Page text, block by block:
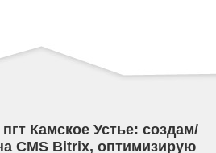
Камское Устье: создам/
CMS Bitrix, оптимизирую